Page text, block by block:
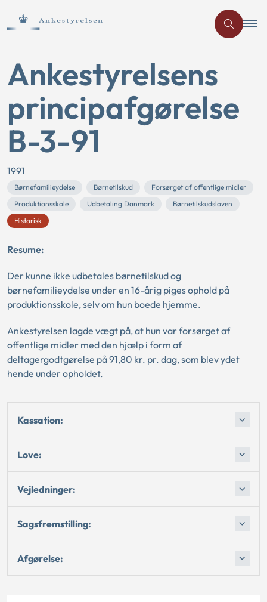
Ankestyrelsens
principafgørelse
B-3-91
1991
Børnefamilieydelse Børnetilskud
Forsørget af offentlige midler
Produktionsskole
Udbetaling Danmark
Børnetilskudsloven
Historisk
Resume:
Der kunne ikke udbetales børnetilskud og
børnefamilieydelse under en 16-årig piges ophold på
produktionsskole, selv om hun boede hjemme.
Ankestyrelsen lagde vægt på, at hun var forsørget af
offentlige midler med den hjælp i form af
deltagergodtgørelse på 91,80 kr. pr. dag, som blev ydet
hende under opholdet.
Kassation:
Love:
Vejledninger:
Sagsfremstilling:
Afgørelse: